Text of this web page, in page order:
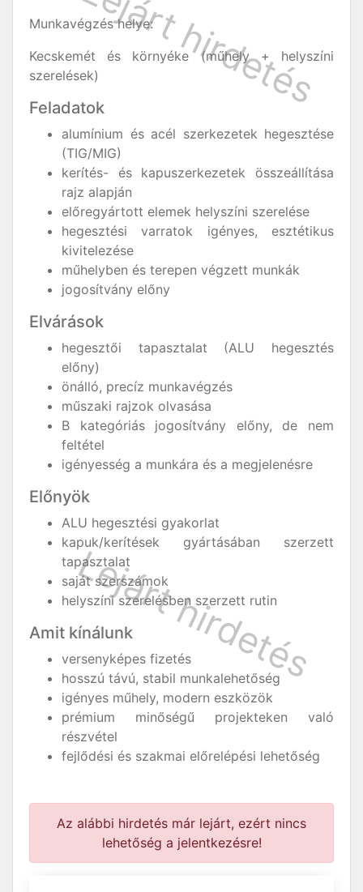
Munkavégzés helye:
Kecskemét és környéke (műhely + helyszíni
szerelések)
Feladatok
alumínium és acél szerkezetek hegesztése
(TIG/MIG)
kerítés- és kapuszerkezetek összeállítása
rajz alapján
előregyártott elemek helyszíni szerelése
hegesztési varratok igényes, esztétikus
kivitelezése
műhelyben és terepen végzett munkák
jogosítvány előny
Elvárások
hegesztői tapasztalat (ALU hegesztés
előny)
önálló, precíz munkavégzés
műszaki rajzok olvasása
B kategóriás jogosítvány előny, de nem
feltétel
igényesség a munkára és a megjelenésre
Előnyök
ALU hegesztési gyakorlat
kapuk/kerítések gyártásában szerzett
tapasztalat
saját szerszámok
helyszíni szerelésben szerzett rutin
Amit kínálunk
versenyképes fizetés
hosszú távú, stabil munkalehetőség
igényes műhely, modern eszközök
prémium minőségű projekteken való
részvétel
fejlődési és szakmai előrelépési lehetőség
Az alábbi hirdetés már lejárt, ezért nincs
lehetőség a jelentkezésre!